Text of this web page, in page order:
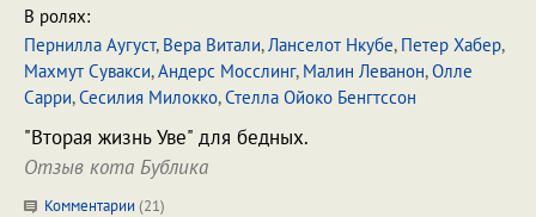
В ролях:
Пернилла Аугуст, Вера Витали,Ланселот Нкубе, Петер Хабер,
Махмут Сувакси,Андерс Мосслинг, Малин Леванон,Олле
Сарри,Сесилия Милокко,Стелла Ойоко Бенгтссон
"Вторая жизнь Уве" для бедных.
Отзыв кота Бублика
Комментарии (21)